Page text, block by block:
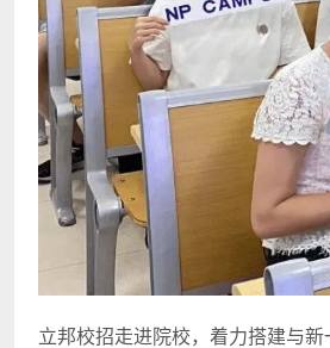
立邦校招走进院校，着力搭建与